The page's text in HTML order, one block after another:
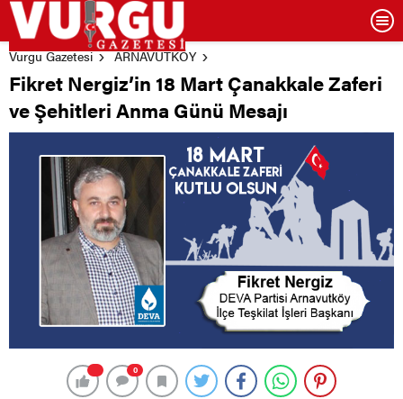
Vurgu Gazetesi ARNAVUTKÖY
Fikret Nergiz’in 18 Mart Çanakkale Zaferi
ve Şehitleri Anma Günü Mesajı
0